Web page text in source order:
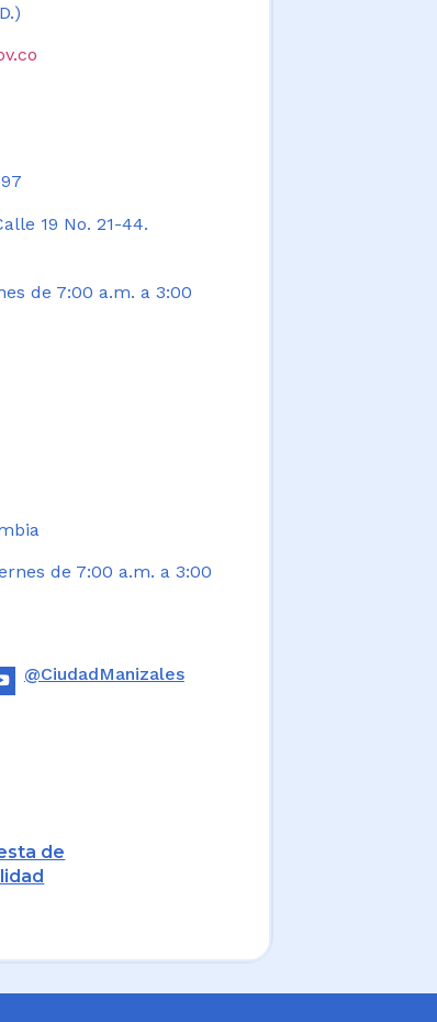
19 No. 21-44.
de 7:00 a.m. a 3:00
de 7:00 a.m. a 3:00
@CiudadManizales
de